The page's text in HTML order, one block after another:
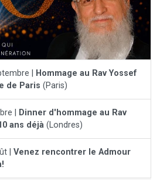
|
Hommage au Rav Yossef
de Paris (Paris)
|
Dinner d'hommage au Rav
ans déjà (Londres)
| Venez rencontrer le Admour